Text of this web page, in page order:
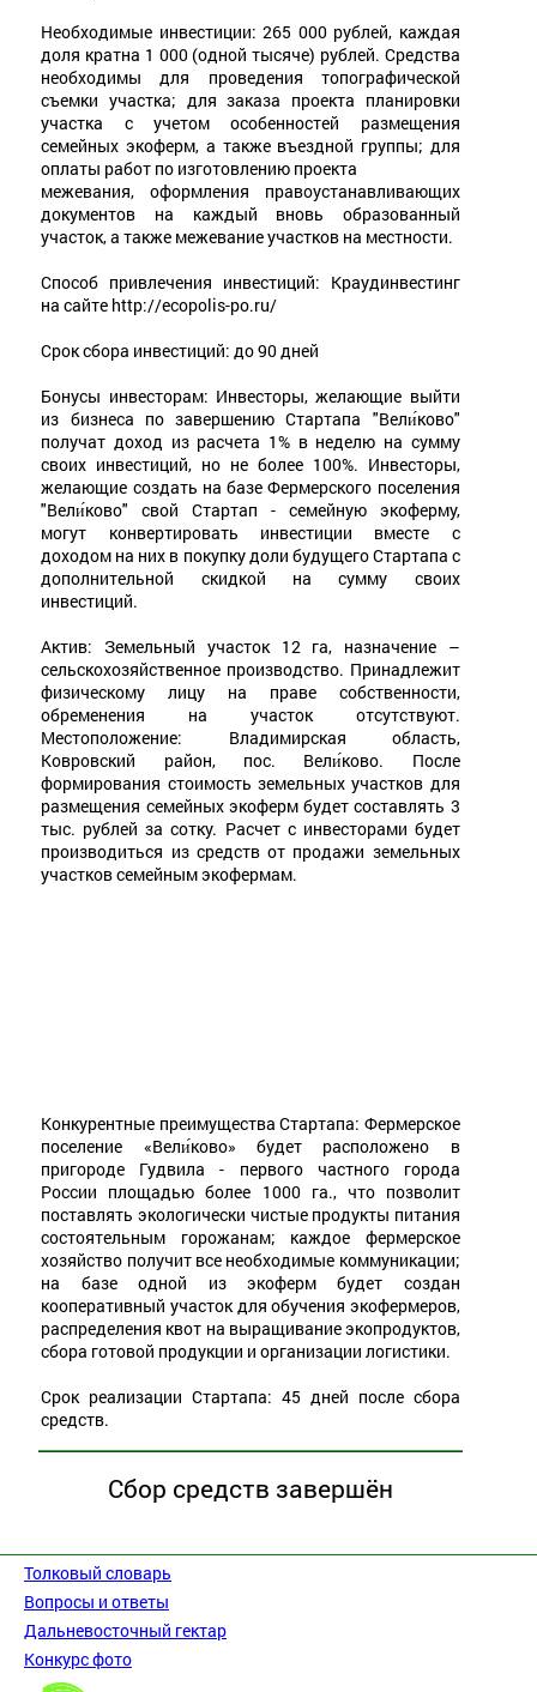
Необходимые инвестиции: 265 000 рублей, каждая
доля кратна 1 000 (одной тысяче) рублей. Средства
необходимы для проведения топографической
съемки участка; для заказа проекта планировки
участка с учетом особенностей размещения
семейных экоферм, а также въездной группы; для
оплаты работ по изготовлению проекта
межевания, оформления правоустанавливающих
документов на каждый вновь образованный
участок, а также межевание участков на местности.
Способ привлечения инвестиций: Краудинвестинг
на сайте http://ecopolis-po.ru/
Срок сбора инвестиций: до 90 дней
Бонусы инвесторам: Инвесторы, желающие выйти
из бизнеса по завершению Стартапа "Вели́ково"
получат доход из расчета 1% в неделю на сумму
своих инвестиций, но не более 100%. Инвесторы,
желающие создать на базе Фермерского поселения
"Вели́ково" свой Стартап - семейную экоферму,
могут конвертировать инвестиции вместе с
доходом на них в покупку доли будущего Стартапа с
дополнительной скидкой на сумму своих
инвестиций.
Актив: Земельный участок 12 га, назначение –
сельскохозяйственное производство. Принадлежит
физическому лицу на праве собственности,
обременения на участок отсутствуют.
Местоположение: Владимирская область,
Ковровский район, пос. Вели́ково. После
формирования стоимость земельных участков для
размещения семейных экоферм будет составлять 3
тыс. рублей за сотку. Расчет с инвесторами будет
производиться из средств от продажи земельных
участков семейным экофермам.
Конкурентные преимущества Стартапа: Фермерское
поселение «Вели́ково» будет расположено в
пригороде Гудвила - первого частного города
России площадью более 1000 га., что позволит
поставлять экологически чистые продукты питания
состоятельным горожанам; каждое фермерское
хозяйство получит все необходимые коммуникации;
на базе одной из экоферм будет создан
кооперативный участок для обучения экофермеров,
распределения квот на выращивание экопродуктов,
сбора готовой продукции и организации логистики.
Срок реализации Стартапа: 45 дней после сбора
средств.
Сбор средств завершён
Толковый словарь
Вопросы и ответы
Дальневосточный гектар
Конкурс фото